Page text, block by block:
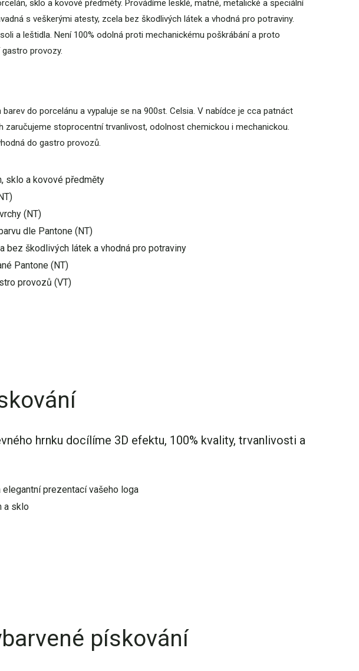
sklo a kovové předměty. Provádíme lesklé, matné, metalické a speciální
s veškerými atesty, zcela bez škodlivých látek a vhodná pro potraviny.
a leštidla. Není 100% odolná proti mechanickému poškrábání a proto
provozy.
do porcelánu a vypaluje se na 900st. Celsia. V nabídce je cca patnáct
zaručujeme stoprocentní trvanlivost, odolnost chemickou i mechanickou.
do gastro provozů.
sklo a kovové předměty
(NT)
dle Pantone (NT)
bez škodlivých látek a vhodná pro potraviny
Pantone (NT)
provozů (VT)
hrnku docílíme 3D efektu, 100% kvality, trvanlivosti a
prezentací vašeho loga
a sklo
pískování